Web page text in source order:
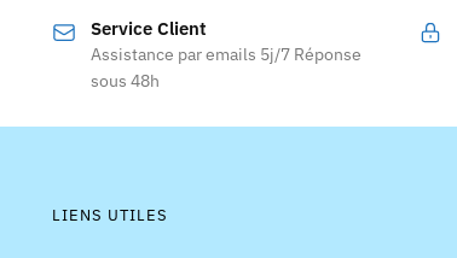
Service Client
Assistance par emails 5j/7 Réponse
sous 48h
LIENS UTILES